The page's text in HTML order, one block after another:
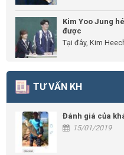
Kim Yoo Jung
được
Tại đây, Kim
TƯ VẤN KH
Đánh giá của
15/01/2019